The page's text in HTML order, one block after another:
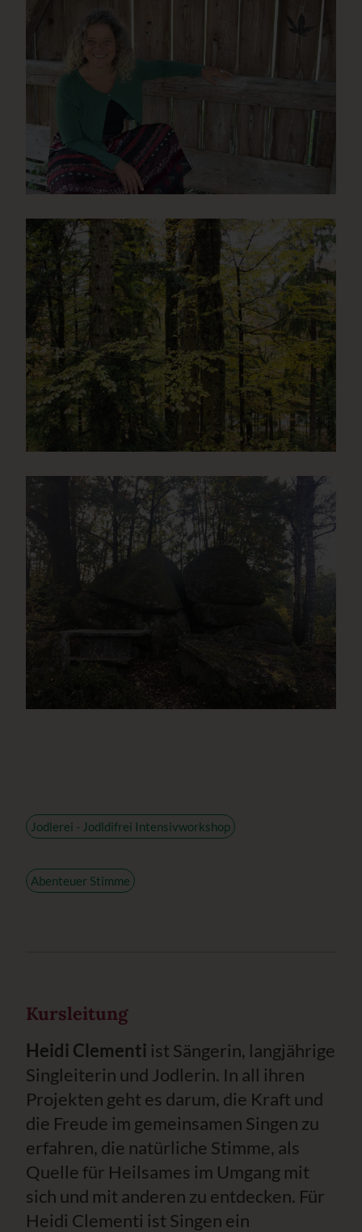
Jodlerei - Jodldifrei Intensivworkshop
Abenteuer Stimme
Kursleitung
Heidi Clementi ist Sängerin, langjährige
Singleiterin und Jodlerin. In all ihren
Projekten geht es darum, die Kraft und
die Freude im gemeinsamen Singen zu
erfahren, die natürliche Stimme, als
Quelle für Heilsames im Umgang mit
sich und mit anderen zu entdecken. Für
Heidi Clementi ist Singen ein